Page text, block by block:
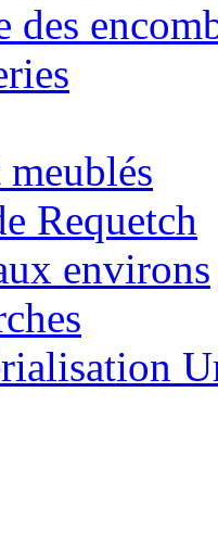
des
Requetch
environs